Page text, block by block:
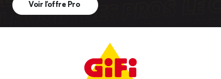
Voir l’offre Pro